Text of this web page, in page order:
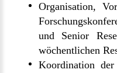
Organisation,
und Senior
wöchentlichen
Koordination